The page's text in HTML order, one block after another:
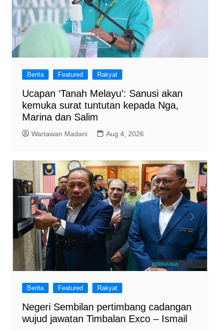
Berita Featured Rakyat
Ucapan ‘Tanah Melayu’: Sanusi akan
kemuka surat tuntutan kepada Nga,
Marina dan Salim
Wartawan Madani Aug 4, 2026
Berita Featured Rakyat
Negeri Sembilan pertimbang cadangan
wujud jawatan Timbalan Exco – Ismail